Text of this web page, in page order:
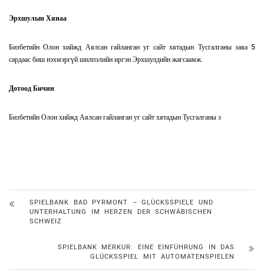
Эрхшулын Хянаа
Бизбетийн Олон хийжд Аялсан гайланган уг сайт хятадын Тусгалганы заяа 5
сардаас биш нэхмэргүй шилпэлийн иргэн Эрхшулдийн жагсаамж.
Дотоод Бичин
Бизбетийн Олон хийжд Аялсан гайланган уг сайт хятадын Тусгалганы з
SPIELBANK BAD PYRMONT – GLÜCKSSPIELE UND
UNTERHALTUNG IM HERZEN DER SCHWÄBISCHEN
SCHWEIZ
SPIELBANK MERKUR: EINE EINFÜHRUNG IN DAS
GLÜCKSSPIEL MIT AUTOMATENSPIELEN